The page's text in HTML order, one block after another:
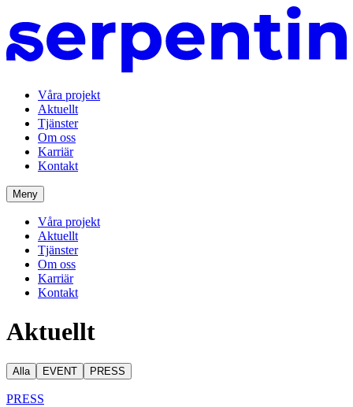
Våra projekt
Aktuellt
Tjänster
Om oss
Karriär
Kontakt
Meny
Våra projekt
Aktuellt
Tjänster
Om oss
Karriär
Kontakt
Aktu­ellt
Alla EVENT PRESS
PRESS